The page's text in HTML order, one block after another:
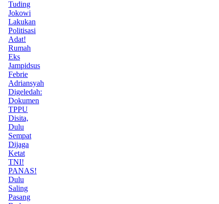
Tuding
Jokowi
Lakukan
Politisasi
Adat!
Rumah
Eks
Jampidsus
Febrie
Adriansyah
Digeledah:
Dokumen
TPPU
Disita,
Dulu
Sempat
Dijaga
Ketat
TNI!
PANAS!
Dulu
Saling
Pasang